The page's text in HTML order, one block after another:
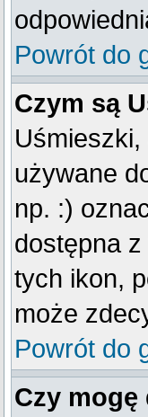
Powrót do
Czym są
Uśmieszki,
używane
np. :)
dostępna
tych ikon,
może
Powrót do
Czy mogę